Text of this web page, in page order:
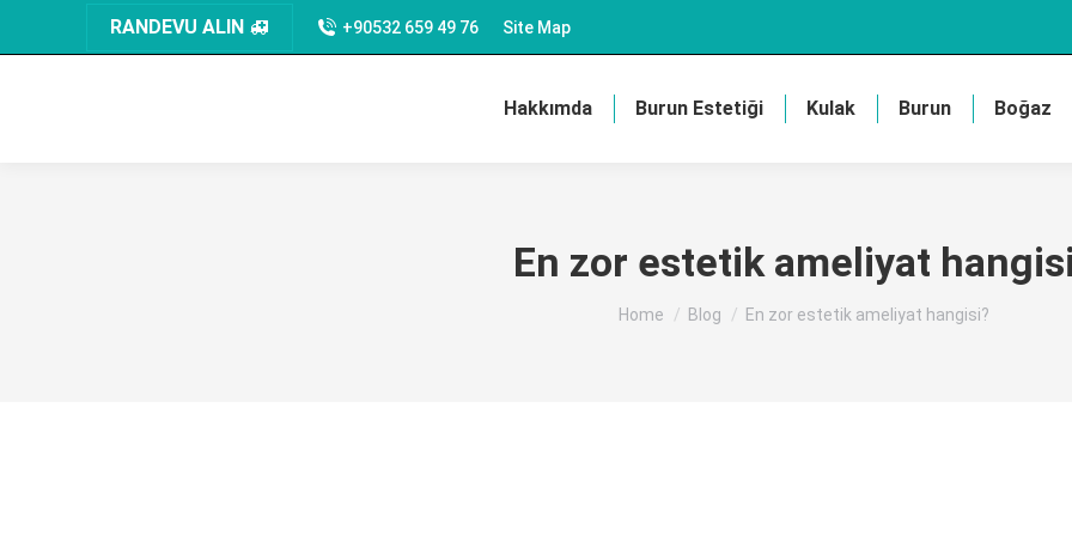
RANDEVU ALIN +90532 659 49 76 Site Map
Hakkımda Burun Estetiği Kulak Burun Boğaz
En zor estetik ameliyat
You are here:
Home Blog En zor estetik ameliyat hangisi?